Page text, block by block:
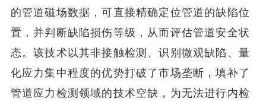
的管道磁场数据，可直接精确定位管道的缺陷位
置，并判断缺陷损伤等级，从而评估管道安全状
态。该技术以其非接触检测、识别微观缺陷、量
化应力集中程度的优势打破了市场垄断，填补了
管道应力检测领域的技术空缺，为无法进行内检